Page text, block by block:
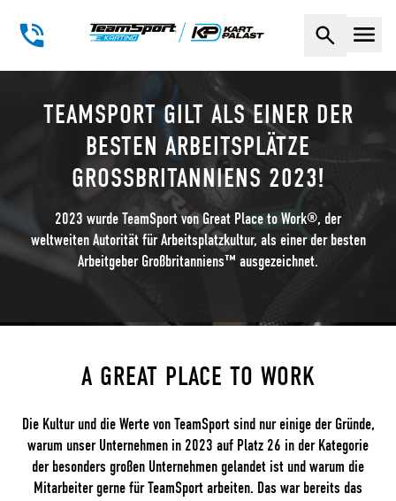
TEAMSPORT GILT ALS EINER DER
BESTEN ARBEITSPLÄTZE
GROSSBRITANNIENS 2023!
2023 wurde TeamSport von Great Place to Work®, der
weltweiten Autorität für Arbeitsplatzkultur, als einer der besten
Arbeitgeber Großbritanniens™ ausgezeichnet.
A GREAT PLACE TO WORK
Die Kultur und die Werte von TeamSport sind nur einige der Gründe,
warum unser Unternehmen in 2023 auf Platz 26 in der Kategorie
der besonders großen Unternehmen gelandet ist und warum die
Mitarbeiter gerne für TeamSport arbeiten. Das war bereits das